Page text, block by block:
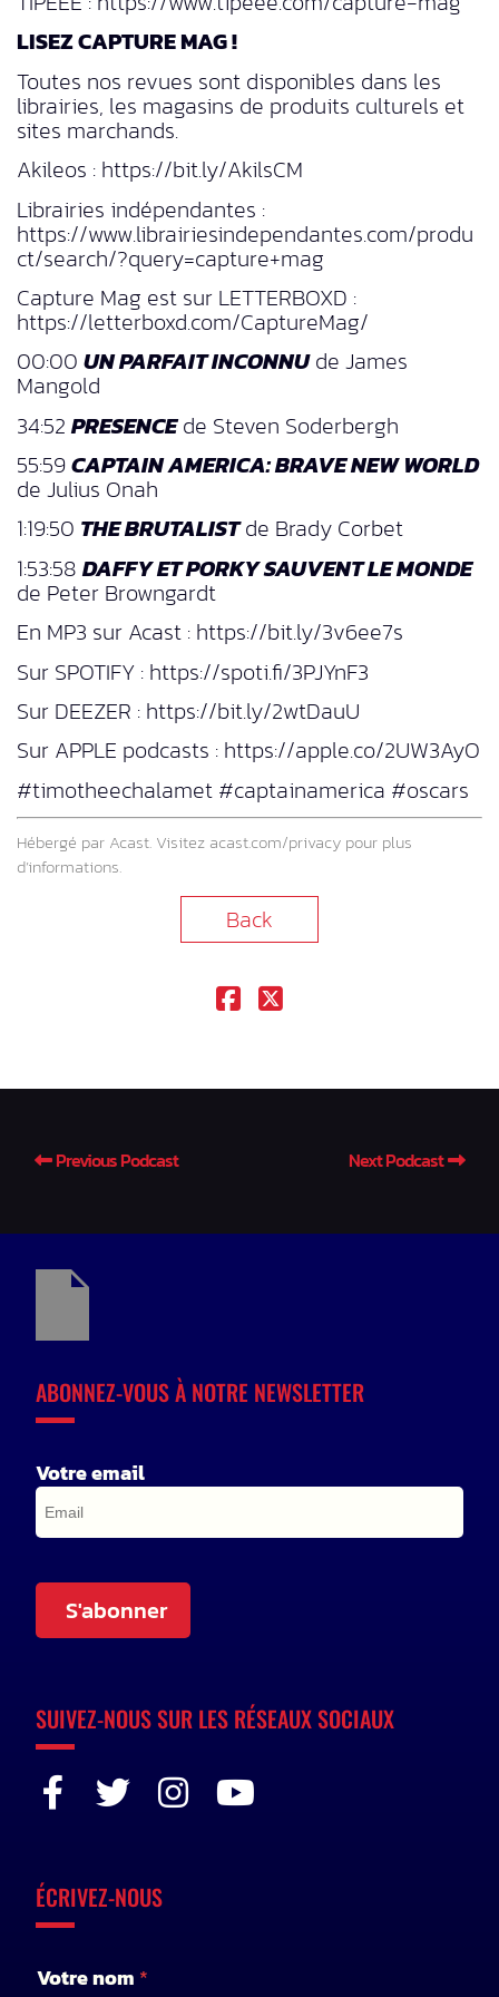
LISEZ CAPTURE MAG !
Toutes nos revues sont disponibles dans les
librairies, les magasins de produits culturels et
sites marchands.
Akileos : https://bit.ly/AkilsCM
Librairies indépendantes :
https://www.librairiesindependantes.com/produ
ct/search/?query=capture+mag
Capture Mag est sur LETTERBOXD :
https://letterboxd.com/CaptureMag/
00:00 UN PARFAIT INCONNUde James
Mangold
34:52PRESENCEde Steven Soderbergh
55:59CAPTAIN AMERICA: BRAVE NEW WORLD
de Julius Onah
1:19:50 THE BRUTALISTde Brady Corbet
1:53:58DAFFY ET PORKY SAUVENT LE MONDE
de Peter Browngardt
En MP3 sur Acast : https://bit.ly/3v6ee7s
Sur SPOTIFY : https://spoti.fi/3PJYnF3
Sur DEEZER : https://bit.ly/2wtDauU
Sur APPLE podcasts : https://apple.co/2UW3AyO
#timotheechalamet #captainamerica #oscars
Hébergé par Acast. Visitez acast.com/privacy pour plus
d’informations.
Back
Previous Podcast Next Podcast
ABONNEZ-VOUS À NOTRE NEWSLETTER
Votre email
S'abonner
SUIVEZ-NOUS SUR LES RÉSEAUX SOCIAUX
ÉCRIVEZ-NOUS
-
Votre nom *